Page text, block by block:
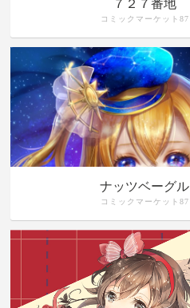
７２７番地
コミックマーケット87
ナッツベーグル
コミックマーケット87